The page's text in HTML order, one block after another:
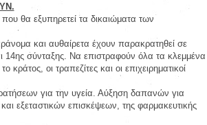
θα εξυπηρετεί τα δικαιώματα των
και αυθαίρετα έχουν παρακρατηθεί σε
14ης σύνταξης. Να επιστραφούν όλα τα κλεμμένα
οι τραπεζίτες και οι επιχειρηματικοί
για την υγεία. Αύξηση δαπανών για
εξεταστικών επισκέψεων, της φαρμακευτικής